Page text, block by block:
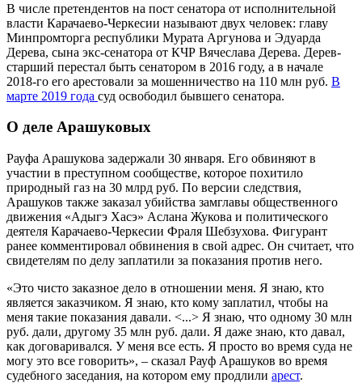
В числе претендентов на пост сенатора от исполнительной
власти Карачаево-Черкесии называют двух человек: главу
Минпромторга республики Мурата Аргунова и Эдуарда
Дерева, сына экс-сенатора от КЧР Вячеслава Дерева. Дерев-
старший перестал быть сенатором в 2016 году, а в начале
2018-го его арестовали за мошенничество на 110 млн руб. В
марте 2019 года суд освободил бывшего сенатора.
О деле Арашуковых
Рауфа Арашукова задержали 30 января. Его обвиняют в
участии в преступном сообществе, которое похитило
природный газ на 30 млрд руб. По версии следствия,
Арашуков также заказал убийства замглавы общественного
движения «Адыгэ Хасэ» Аслана Жукова и политического
деятеля Карачаево-Черкесии Фраля Шебзухова. Фигурант
ранее комментировал обвинения в свой адрес. Он считает, что
свидетелям по делу заплатили за показания против него.
«Это чисто заказное дело в отношении меня. Я знаю, кто
является заказчиком. Я знаю, кто кому заплатил, чтобы на
меня такие показания давали. <...> Я знаю, что одному 30 млн
руб. дали, другому 35 млн руб. дали. Я даже знаю, кто давал,
как договаривался. У меня все есть. Я просто во время суда не
могу это все говорить», – сказал Рауф Арашуков во время
судебного заседания, на котором ему продлили арест.